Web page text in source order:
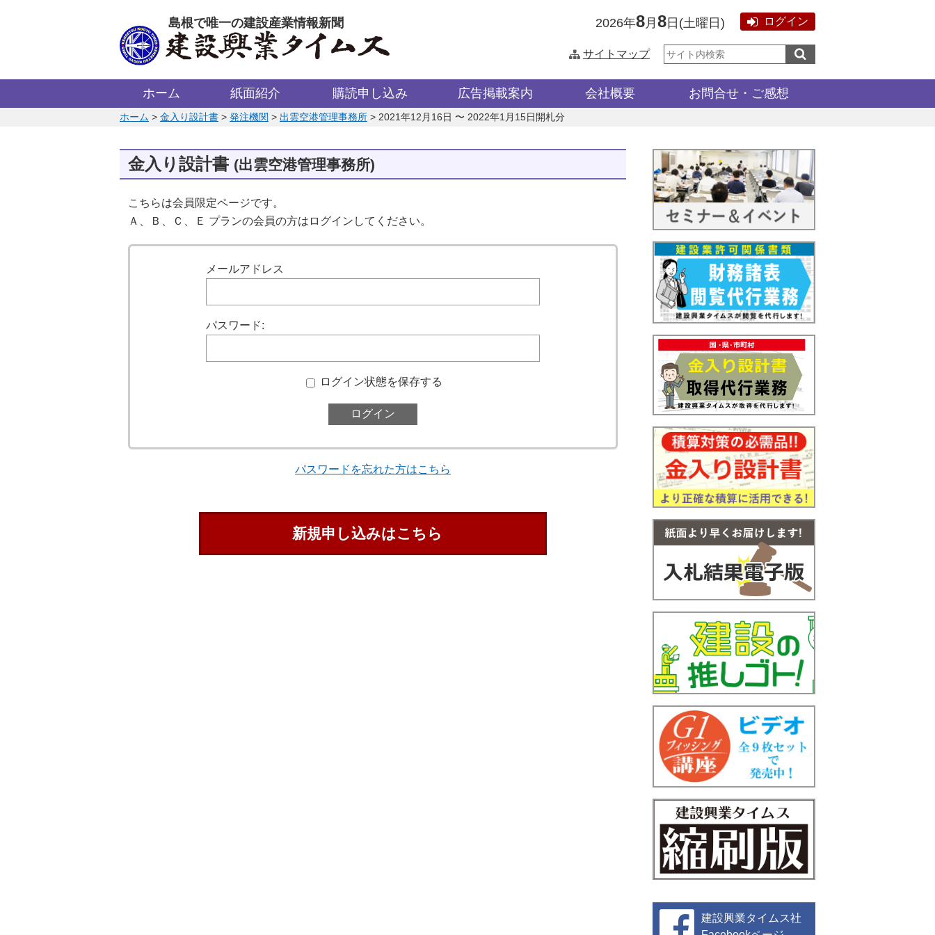
島根で唯一の建設産業情報新聞 2026年8月 8 日 (土曜日 ) ログイン
サイトマップ
サ
イ
内
ホーム 紙面紹介 購読申し込み 広告掲載案内 会社概要 お問合せ・ご感想
このページの位置:
ホーム > 金入り設計書 > 発注機関 > 出雲空港管理事務所 > 2021年12月16日 〜 2022年1月15日開札分
金入り設計書 (出雲空港管理事務所)
こちらは会員限定ページです。
Ａ、Ｂ、Ｃ、Ｅ プランの会員の方はログインしてください。
メールアドレス
パスワード:
ログイン状態を保存する
パスワードを忘れた方はこちら
新規申し込みはこちら
建設興業タイムス社